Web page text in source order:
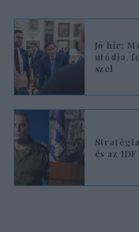
Jó hír:
utódja,
szel
és az